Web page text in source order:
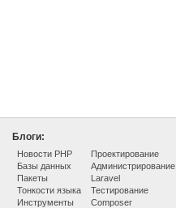
Блоги:
Новости PHP
Базы данных
Пакеты
Тонкости языка
Инструменты
Проектирование
Администрирование
Laravel
Тестирование
Composer